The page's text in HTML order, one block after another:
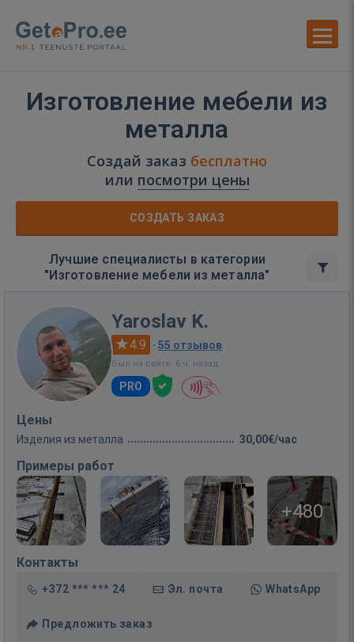
Изготовление мебели из
металла
Создай заказ бесплатно
или посмотри цены
СОЗДАТЬ ЗАКАЗ
Лучшие специалисты в категории
"Изготовление мебели из металла"
Yaroslav K.
4.9 · 55 отзывов
Был на сайте: 6 ч. назад
PRO
Цены
Изделия из металла 30,00€/час
Примеры работ
+480
Контакты
+372 *** *** 24 Эл. почта WhatsApp
Предложить заказ